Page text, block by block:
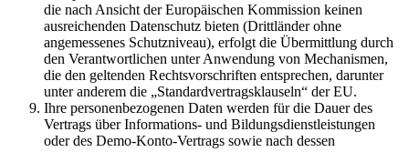
die nach Ansicht der Europäischen Kommission keinen
ausreichenden Datenschutz bieten (Drittländer ohne
angemessenes Schutzniveau), erfolgt die Übermittlung durch
den Verantwortlichen unter Anwendung von Mechanismen,
die den geltenden Rechtsvorschriften entsprechen, darunter
unter anderem die „Standardvertragsklauseln“ der EU.
Ihre personenbezogenen Daten werden für die Dauer des
Vertrags über Informations- und Bildungsdienstleistungen
oder des Demo-Konto-Vertrags sowie nach dessen